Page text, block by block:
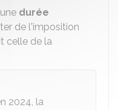
durée
de l'imposition
celle de la
2024, la